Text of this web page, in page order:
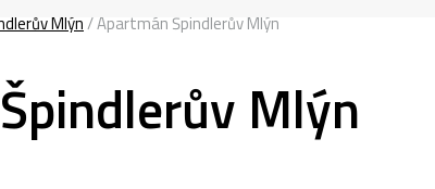
Mlýn/Apartmán Špindlerův Mlýn
Mlýn